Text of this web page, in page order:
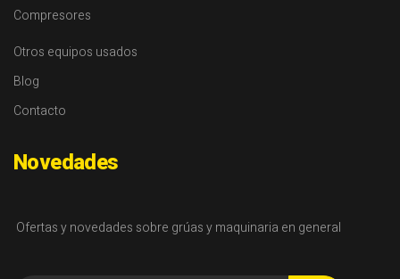
Compresores
Otros equipos usados
Blog
Contacto
Novedades
Ofertas y novedades sobre grúas y maquinaria en general